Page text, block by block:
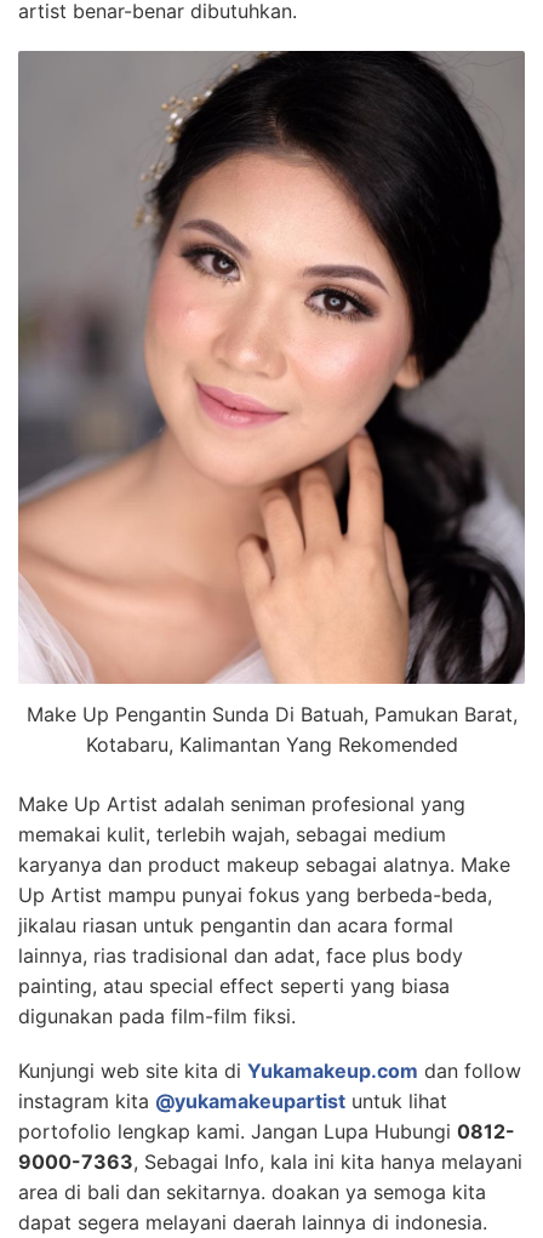
artist benar-benar dibutuhkan.
Make Up Pengantin Sunda Di Batuah, Pamukan Barat,
Kotabaru, Kalimantan Yang Rekomended
Make Up Artist adalah seniman profesional yang
memakai kulit, terlebih wajah, sebagai medium
karyanya dan product makeup sebagai alatnya. Make
Up Artist mampu punyai fokus yang berbeda-beda,
jikalau riasan untuk pengantin dan acara formal
lainnya, rias tradisional dan adat, face plus body
painting, atau special effect seperti yang biasa
digunakan pada film-film fiksi.
Kunjungi web site kita di Yukamakeup.com dan follow
instagram kita @yukamakeupartist untuk lihat
portofolio lengkap kami. Jangan Lupa Hubungi 0812-
9000-7363, Sebagai Info, kala ini kita hanya melayani
area di bali dan sekitarnya. doakan ya semoga kita
dapat segera melayani daerah lainnya di indonesia.